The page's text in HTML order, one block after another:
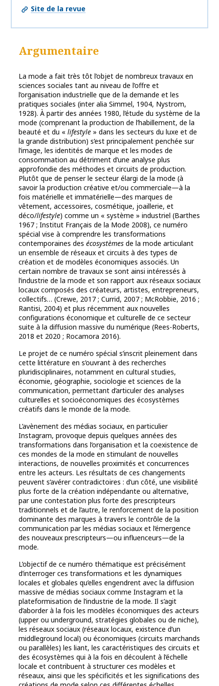
Site de la revue
Argumentaire
La mode a fait très tôt l’objet de nombreux travaux en
sciences sociales tant au niveau de l’offre et
l’organisation industrielle que de la demande et les
pratiques sociales (inter alia Simmel, 1904, Nystrom,
1928). À partir des années 1980, l’étude du système de la
mode (comprenant la production de l’habillement, de la
beauté et du « lifestyle » dans les secteurs du luxe et de
la grande distribution) s’est principalement penchée sur
l’image, les identités de marque et les modes de
consommation au détriment d’une analyse plus
approfondie des méthodes et circuits de production.
Plutôt que de penser le secteur élargi de la mode (à
savoir la production créative et/ou commerciale—à la
fois matérielle et immatérielle—des marques de
vêtement, accessoires, cosmétique, joaillerie, et
déco/lifestyle) comme un « système » industriel (Barthes
1967 ; Institut Français de la Mode 2008), ce numéro
spécial vise à comprendre les transformations
contemporaines des écosystèmes de la mode articulant
un ensemble de réseaux et circuits à des types de
création et de modèles économiques associés. Un
certain nombre de travaux se sont ainsi intéressés à
l’industrie de la mode et son rapport aux réseaux sociaux
locaux composés des créateurs, artistes, entrepreneurs,
collectifs… (Crewe, 2017 ; Currid, 2007 ; McRobbie, 2016 ;
Rantisi, 2004) et plus récemment aux nouvelles
configurations économique et culturelle de ce secteur
suite à la diffusion massive du numérique (Rees-Roberts,
2018 et 2020 ; Rocamora 2016).
Le projet de ce numéro spécial s’inscrit pleinement dans
cette littérature en s’ouvrant à des recherches
pluridisciplinaires, notamment en cultural studies,
économie, géographie, sociologie et sciences de la
communication, permettant d’articuler des analyses
culturelles et socioéconomiques des écosystèmes
créatifs dans le monde de la mode.
L’avènement des médias sociaux, en particulier
Instagram, provoque depuis quelques années des
transformations dans l’organisation et la coexistence de
ces mondes de la mode en stimulant de nouvelles
interactions, de nouvelles proximités et concurrences
entre les acteurs. Les résultats de ces changements
peuvent s’avérer contradictoires : d’un côté, une visibilité
plus forte de la création indépendante ou alternative,
par une contestation plus forte des prescripteurs
traditionnels et de l’autre, le renforcement de la position
dominante des marques à travers le contrôle de la
communication par les médias sociaux et l’émergence
des nouveaux prescripteurs—ou influenceurs—de la
mode.
L’objectif de ce numéro thématique est précisément
d’interroger ces transformations et les dynamiques
locales et globales qu’elles engendrent avec la diffusion
massive de médias sociaux comme Instagram et la
plateformisation de l’industrie de la mode. Il s’agit
d’aborder à la fois les modèles économiques des acteurs
(upper ou underground, stratégies globales ou de niche),
les réseaux sociaux (réseaux locaux, existence d’un
middleground local) ou économiques (circuits marchands
ou parallèles) les liant, les caractéristiques des circuits et
des écosystèmes qui à la fois en découlent à l’échelle
locale et contribuent à structurer ces modèles et
réseaux, ainsi que les spécificités et les significations des